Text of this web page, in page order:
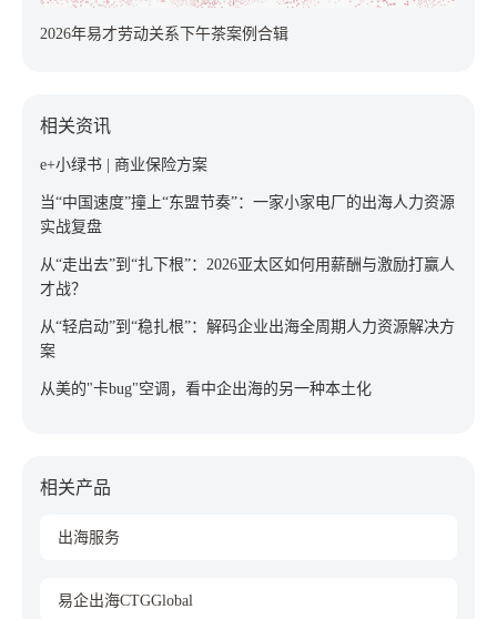
2026年易才劳动关系下午茶案例合辑
相关资讯
e+小绿书 | 商业保险方案
当“中国速度”撞上“东盟节奏”：一家小家电厂的出海人力资源
实战复盘
从“走出去”到“扎下根”：2026亚太区如何用薪酬与激励打赢人
才战？
从“轻启动”到“稳扎根”：解码企业出海全周期人力资源解决方
案
从美的"卡bug"空调，看中企出海的另一种本土化
相关产品
出海服务
易企出海CTGGlobal